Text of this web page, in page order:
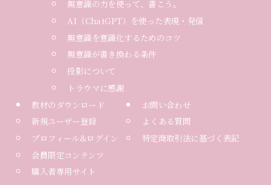
無意識の力を使って、書こう。
AI（ChatGPT）を使った表現・発信
無意識を意識化するためのコツ
無意識が書き換わる条件
投影について
トラウマに感謝
教材のダウンロード
新規ユーザー登録
プロフィール&ログイン
会員限定コンテンツ
購入者専用サイト
お問い合わせ
よくある質問
特定商取引法に基づく表記